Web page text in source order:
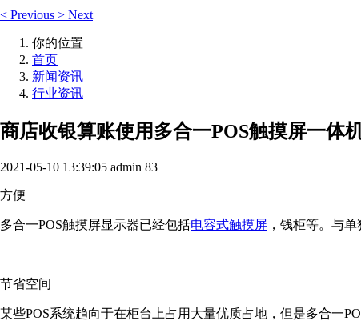
< Previous > Next
你的位置
首页
新闻资讯
行业资讯
商店收银算账使用多合一POS触摸屏一体
2021-05-10 13:39:05 admin 83
方便
多合一POS触摸屏显示器已经包括电容式触摸屏 ，钱柜等。与
节省空间
某些POS系统趋向于在柜台上占用大量优质占地，但是多合一